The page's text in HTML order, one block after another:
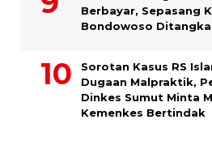
Berbayar, Sepasang
Bondowoso
Sorotan Kasus RS
Dugaan Malpraktik,
Dinkes Sumut Minta
Kemenkes Bertindak